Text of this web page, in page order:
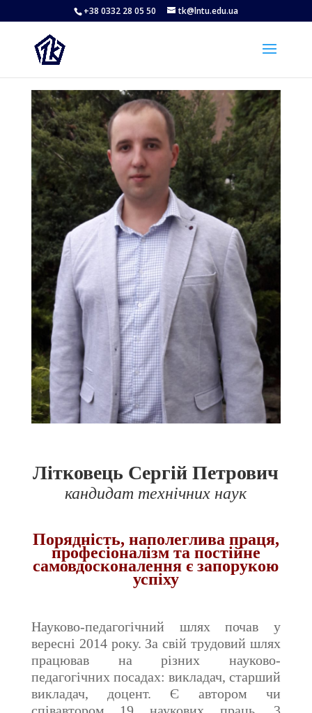
+38 0332 28 05 50 tk@lntu.edu.ua
Літковець Сергій Петрович
кандидат технічних наук
Порядність, наполеглива праця,
професіоналізм та постійне
самовдосконалення є запорукою
успіху
Науково-педагогічний шлях почав у
вересні 2014 року. За свій трудовий шлях
працював на різних науково-
педагогічних посадах: викладач, старший
викладач, доцент. Є автором чи